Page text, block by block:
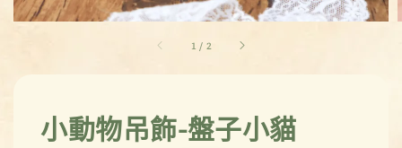
1 / 2
小動物吊飾-盤子小貓